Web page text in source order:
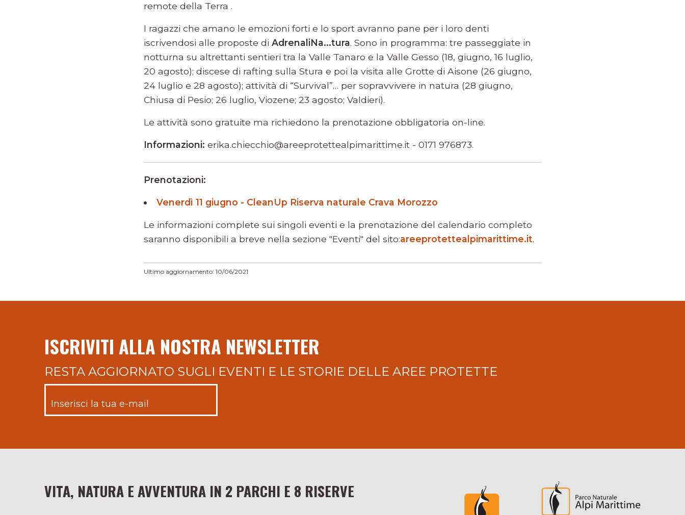
remote della Terra .
I ragazzi che amano le emozioni forti e lo sport avranno pane per i loro denti
iscrivendosi alle proposte di AdrenaliNa...tura. Sono in programma: tre passeggiate in
notturna su altrettanti sentieri tra la Valle Tanaro e la Valle Gesso (18, giugno, 16 luglio,
20 agosto); discese di rafting sulla Stura e poi la visita alle Grotte di Aisone (26 giugno,
24 luglio e 28 agosto); attività di “Survival”… per sopravvivere in natura (28 giugno,
Chiusa di Pesio; 26 luglio, Viozene; 23 agosto; Valdieri).
Le attività sono gratuite ma richiedono la prenotazione obbligatoria on-line.
Informazioni: erika.chiecchio@areeprotettealpimarittime.it - 0171 976873.
Prenotazioni:
Venerdì 11 giugno - CleanUp Riserva naturale Crava Morozzo
Le informazioni complete sui singoli eventi e la prenotazione del calendario completo
saranno disponibili a breve nella sezione "Eventi" del sito:areeprotettealpimarittime.it.
Ultimo aggiornamento: 10/06/2021
ISCRIVITI ALLA NOSTRA NEWSLETTER
RESTA AGGIORNATO SUGLI EVENTI E LE STORIE DELLE AREE PROTETTE
VITA, NATURA E AVVENTURA IN 2 PARCHI E 8 RISERVE